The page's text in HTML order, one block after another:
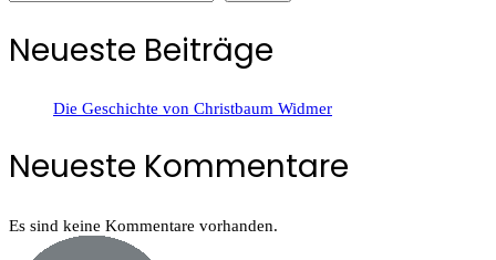
Neueste Beiträge
Die Geschichte von Christbaum Widmer
Neueste Kommentare
Es sind keine Kommentare vorhanden.